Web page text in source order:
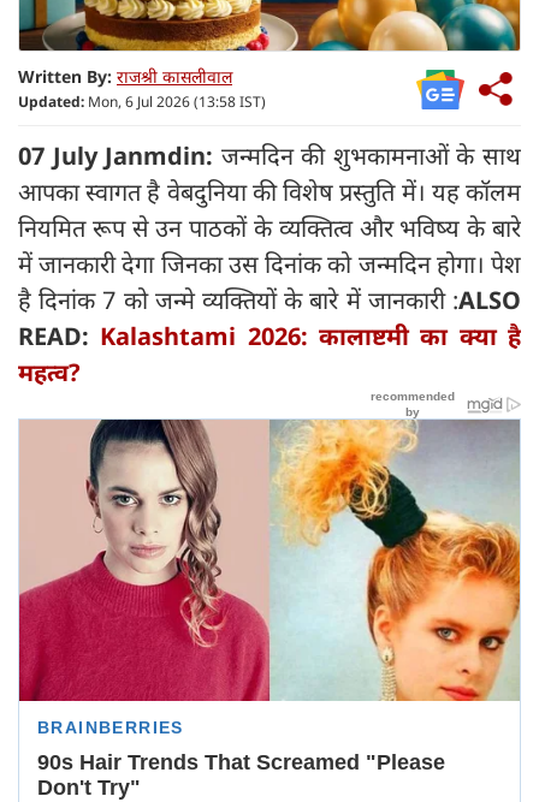
Written By: राजश्री कासलीवाल
Updated: Mon, 6 Jul 2026 (13:58 IST)
07 July Janmdin: जन्मदिन की शुभकामनाओं के साथ
आपका स्वागत है वेबदुनिया की विशेष प्रस्तुति में। यह कॉलम
नियमित रूप से उन पाठकों के व्यक्तित्व और भविष्य के बारे
में जानकारी देगा जिनका उस दिनांक को जन्मदिन होगा। पेश
है दिनांक 7 को जन्मे व्यक्तियों के बारे में जानकारी :ALSO
READ: Kalashtami 2026: कालाष्टमी का क्या है
महत्व?